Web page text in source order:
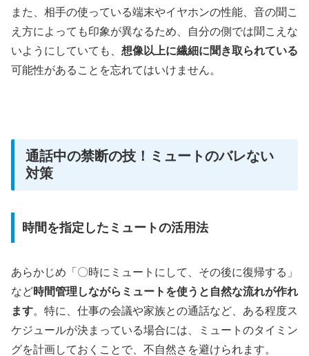
また、相手の使っている端末やイヤホンの性能、音の聞こ
え方によっても印象が異なるため、自分の側では聞こえな
いようにしていても、 想像以上に繊細に聞き取られている
可能性があることを忘れてはいけません。
通話中の禁断の技！ミュートのバレない
対策
時間を指定したミュートの活用法
あらかじめ「〇時にミュートにして、その後に復帰する」
など時間管理しながらミュートを使うと自然な流れが作れ
ます。特に、仕事の会議や家族との通話など、ある程度ス
ケジュールが決まっている場合には、ミュートのタイミン
グを計画しておくことで、不自然さを避けられます。